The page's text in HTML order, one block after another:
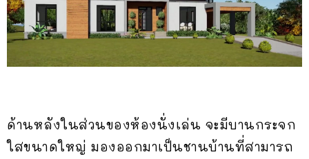
ด้านหลังในส่วนของห้องนั่งเล่น จะมีบานกระจก
ใสขนาดใหญ่ มองออกมาเป็นชานบ้านที่สามารถ